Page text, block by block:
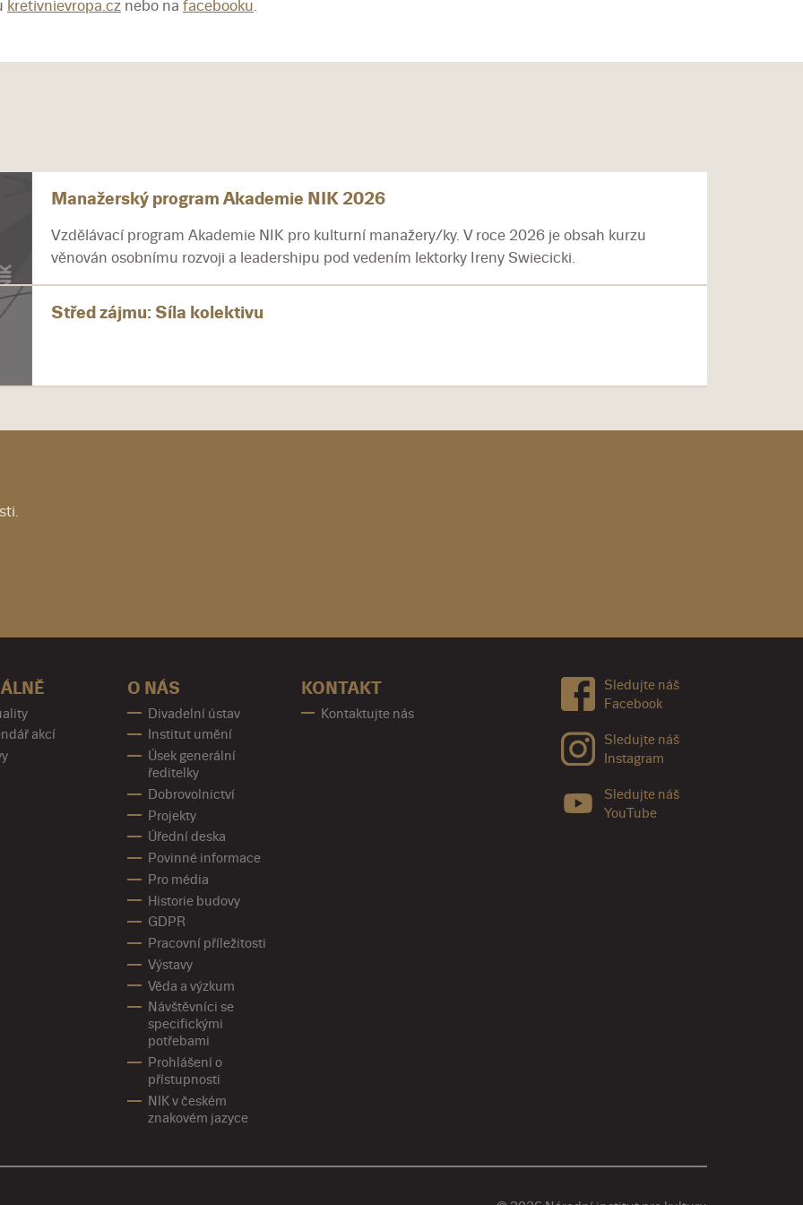
kretivnievropa.cz nebo na facebooku
Manažerský program Akademie NIK 2026
Vzdělávací program Akademie NIK pro kulturní manažery/ky. V roce 2026 je obsah kurzu
věnován osobnímu rozvoji a leadershipu pod vedením lektorky Ireny Swiecicki.
Střed zájmu: Síla kolektivu
akcí
O NÁS
Divadelní ústav
Institut umění
Úsek generální
ředitelky
Dobrovolnictví
Projekty
Úřední deska
Povinné informace
Pro média
Historie budovy
GDPR
Pracovní příležitosti
Výstavy
Věda a výzkum
Návštěvníci se
specifickými
potřebami
Prohlášení o
přístupnosti
NIK v českém
znakovém jazyce
KONTAKT
Kontaktujte nás
Sledujte náš
Facebook
Sledujte náš
Instagram
Sledujte náš
YouTube